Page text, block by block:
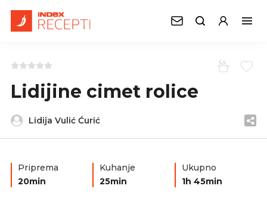
Lidijine cimet rolice
Lidija Vulić Ćurić
Priprema
20min
Kuhanje
25min
Ukupno
1h 45min